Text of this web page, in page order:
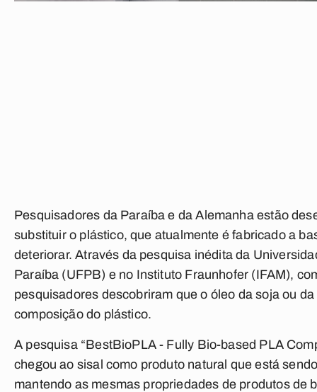
Pesquisadores da Paraíba e da Alemanha estão
substituir o plástico, que atualmente é fabricado a
deteriorar. Através da pesquisa inédita da
Paraíba (UFPB) e no Instituto Fraunhofer (IFAM),
pesquisadores descobriram que o óleo da soja ou
composição do plástico.
A pesquisa “BestBioPLA - Fully Bio-based PLA
chegou ao sisal como produto natural que está
mantendo as mesmas propriedades de produtos de